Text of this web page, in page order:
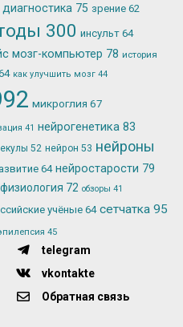
диагностика 75 зрение 62
300 инсульт 64
мозг-компьютер 78 история
как улучшить мозг 44
микроглия 67
41 нейрогенетика 83
52 нейрон 53 нейроны
64 нейростарости 79
72 обзоры 41
учёные64 сетчатка 95
45
telegram
vkontakte
Обратная связь